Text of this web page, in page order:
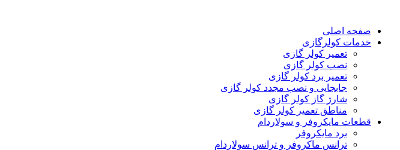
صفحه اصلی
خدمات کولرگازی
تعمیر کولر گازی
نصب کولر گازی
تعمیر برد کولر گازی
جابجایی و نصب مجدد کولر گازی
شارژ گاز کولر گازی
مناطق تعمیر کولر گازی
قطعات مایکروفر و سولاردام
برد مایکروفر
ترانس ماکروفر و ترانس سولاردام